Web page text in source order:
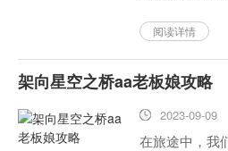
器，这里不仅
深厚的文化底
天，我们将为
阅读详情
架向星空之桥aa老板娘攻略
2023-09-09
在旅途中，我